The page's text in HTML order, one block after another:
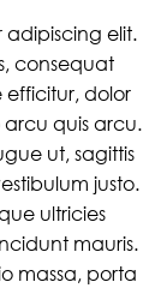
adipiscing elit.
consequat
efficitur, dolor
arcu quis arcu.
ut, sagittis
justo.
ultricies
mauris.
massa, porta